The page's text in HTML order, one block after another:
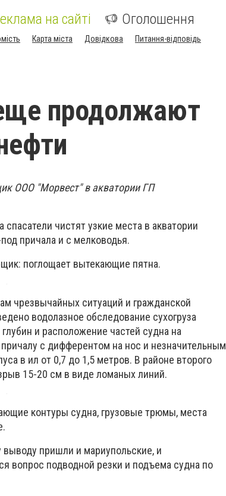
на сайті Оголошення
Карта міста Довідкова Питання-відповідь
продолжают
ООО "Морвест" в акватории ГП
спасатели чистят узкие места в акватории
причала и с мелководья.
поглощает вытекающие пятна.
чрезвычайных ситуаций и гражданской
водолазное обследование сухогруза
и расположение частей судна на
с дифферентом на нос и незначительным
в ил от 0,7 до 1,5 метров. В районе второго
15-20 см в виде ломаных линий.
контуры судна, грузовые трюмы, места
выводу пришли и мариупольские, и
вопрос подводной резки и подъема судна по